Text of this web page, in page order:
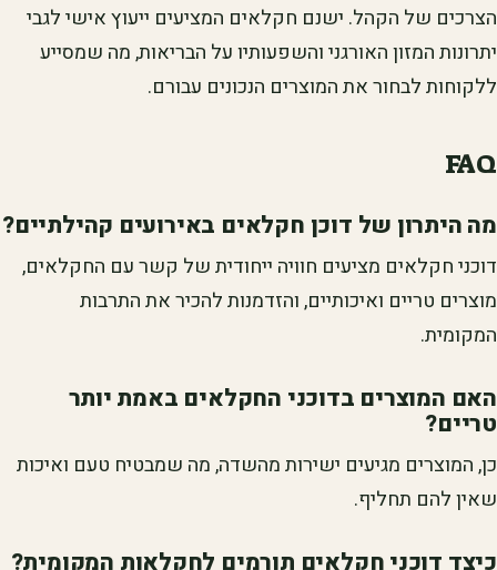
הצרכים של הקהל. ישנם חקלאים המציעים ייעוץ אישי לגבי
יתרונות המזון האורגני והשפעותיו על הבריאות, מה שמסייע
ללקוחות לבחור את המוצרים הנכונים עבורם.
FAQ
מה היתרון של דוכן חקלאים באירועים קהילתיים?
דוכני חקלאים מציעים חוויה ייחודית של קשר עם החקלאים,
מוצרים טריים ואיכותיים, והזדמנות להכיר את התרבות
המקומית.
האם המוצרים בדוכני החקלאים באמת יותר
טריים?
כן, המוצרים מגיעים ישירות מהשדה, מה שמבטיח טעם ואיכות
שאין להם תחליף.
כיצד דוכני חקלאים תורמים לחקלאות המקומית?